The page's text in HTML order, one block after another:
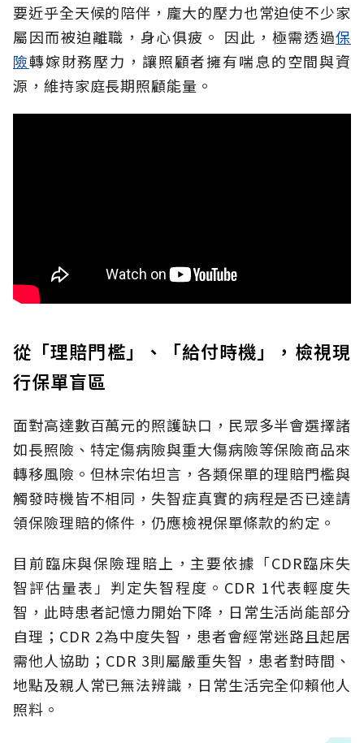
要近乎全天候的陪伴，龐大的壓力也常迫使不少家
屬因而被迫離職，身心俱疲。 因此，極需透過保
險轉嫁財務壓力，讓照顧者擁有喘息的空間與資
源，維持家庭長期照顧能量。
從「理賠門檻」、「給付時機」，檢視現
行保單盲區
面對高達數百萬元的照護缺口，民眾多半會選擇諸
如長照險、特定傷病險與重大傷病險等保險商品來
轉移風險。但林宗佑坦言，各類保單的理賠門檻與
觸發時機皆不相同，失智症真實的病程是否已達請
領保險理賠的條件，仍應檢視保單條款的約定。
目前臨床與保險理賠上，主要依據「CDR臨床失
智評估量表」判定失智程度。CDR 1代表輕度失
智，此時患者記憶力開始下降，日常生活尚能部分
自理；CDR 2為中度失智，患者會經常迷路且起居
需他人協助；CDR 3則屬嚴重失智，患者對時間、
地點及親人常已無法辨識，日常生活完全仰賴他人
照料。